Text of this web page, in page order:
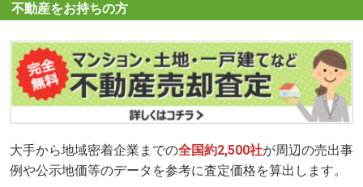
不動産をお持ちの方
大手から地域密着企業までの全国約2,500社が周辺の売出事
例や公示地価等のデータを参考に査定価格を算出します。